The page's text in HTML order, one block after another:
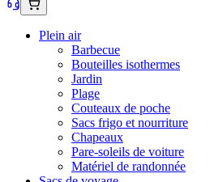
Plein air
Barbecue
Bouteilles isothermes
Jardin
Plage
Couteaux de poche
Sacs frigo et nourriture
Chapeaux
Pare-soleils de voiture
Matériel de randonnée